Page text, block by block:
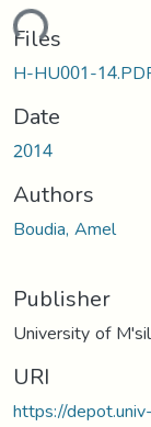
Files
H-HU001-
Date
2014
Authors
Boudia, Amel
Publisher
University of
URI
https://